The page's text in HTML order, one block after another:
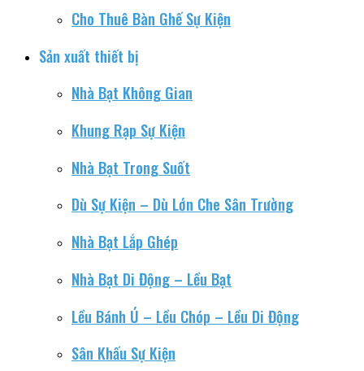
Cho Thuê Bàn Ghế Sự Kiện
Sản xuất thiết bị
Nhà Bạt Không Gian
Khung Rạp Sự Kiện
Nhà Bạt Trong Suốt
Dù Sự Kiện – Dù Lớn Che Sân Trường
Nhà Bạt Lắp Ghép
Nhà Bạt Di Động – Lều Bạt
Lều Bánh Ú – Lều Chóp – Lều Di Động
Sân Khấu Sự Kiện